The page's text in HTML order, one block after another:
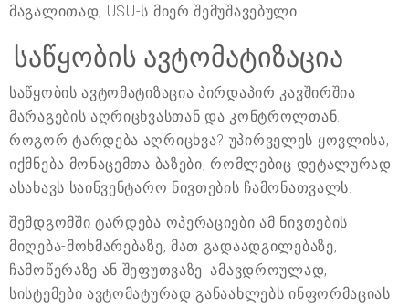
მაგალითად, USU-ს მიერ შემუშავებული.
საწყობის ავტომატიზაცია
საწყობის ავტომატიზაცია პირდაპირ კავშირშია
მარაგების აღრიცხვასთან და კონტროლთან.
როგორ ტარდება აღრიცხვა? უპირველეს ყოვლისა,
იქმნება მონაცემთა ბაზები, რომლებიც დეტალურად
ასახავს საინვენტარო ნივთების ჩამონათვალს.
შემდგომში ტარდება ოპერაციები ამ ნივთების
მიღება-მოხმარებაზე, მათ გადაადგილებაზე,
ჩამოწერაზე ან შეფუთვაზე. ამავდროულად,
სისტემები ავტომატურად განაახლებს ინფორმაციას